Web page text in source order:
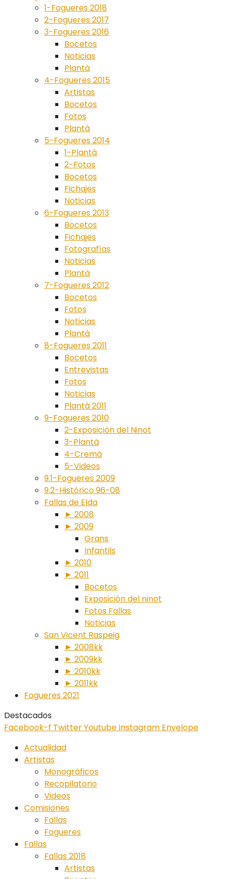
1-Fogueres 2018
2-Fogueres 2017
3-Fogueres 2016
Bocetos
Noticias
Plantà
4-Fogueres 2015
Artistas
Bocetos
Fotos
Plantà
5-Fogueres 2014
1-Plantà
2-Fotos
Bocetos
Fichajes
Noticias
6-Fogueres 2013
Bocetos
Fichajes
Fotografías
Noticias
Plantà
7-Fogueres 2012
Bocetos
Fotos
Noticias
Plantà
8-Fogueres 2011
Bocetos
Entrevistas
Fotos
Noticias
Plantà 2011
9-Fogueres 2010
2-Exposición del Ninot
3-Plantà
4-Cremà
5-Videos
9.1-Fogueres 2009
9.2-Histórico 96-08
Fallas de Elda
► 2008
► 2009
Grans
Infantils
► 2010
► 2011
Bocetos
Exposición del ninot
Fotos Fallas
Noticias
San Vicent Raspeig
► 2008kk
► 2009kk
► 2010kk
► 2011kk
Fogueres 2021
Destacados
Facebook-f TwitterYoutube Instagram Envelope
Actualidad
Artistas
Monográficos
Recopilatorio
Videos
Comisiones
Fallas
Fogueres
Fallas
Fallas 2018
Artistas